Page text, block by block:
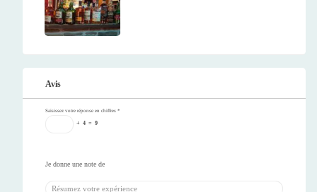
Avis
Saisissez votre réponse en chiffres *
+ 4 = 9